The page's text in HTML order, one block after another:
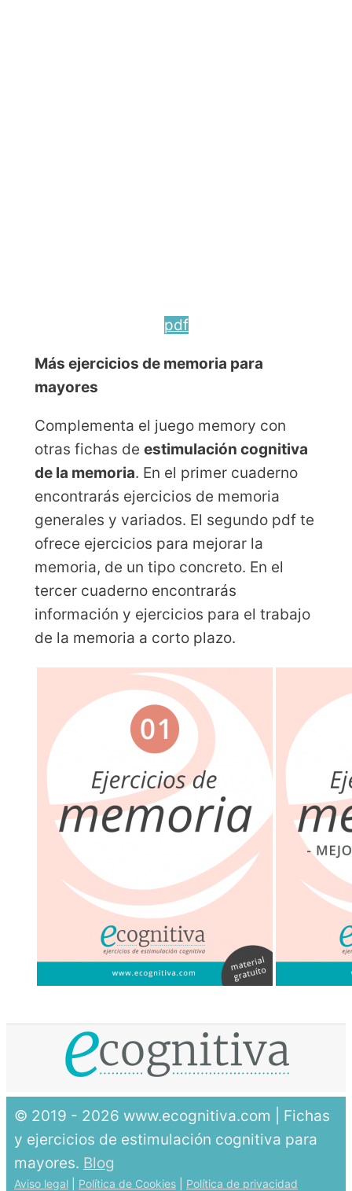
pdf
Más ejercicios de memoria para
mayores
Complementa el juego memory con
otras fichas de estimulación cognitiva
de la memoria. En el primer cuaderno
encontrarás ejercicios de memoria
generales y variados. El segundo pdf te
ofrece ejercicios para mejorar la
memoria, de un tipo concreto. En el
tercer cuaderno encontrarás
información y ejercicios para el trabajo
de la memoria a corto plazo.
© 2019 - 2026 www.ecognitiva.com | Fichas
y ejercicios de estimulación cognitiva para
mayores. Blog
Aviso legal Política de Cookies Política de privacidad